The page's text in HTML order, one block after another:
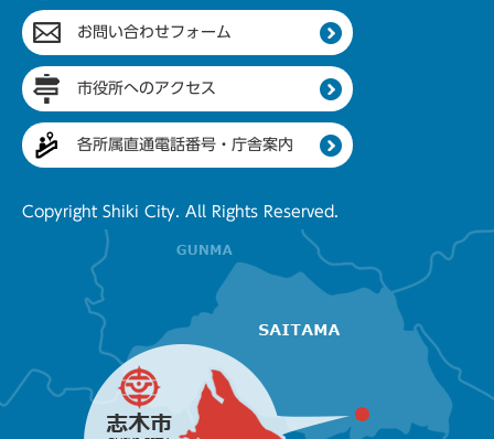
お問い合わせフォーム
市役所へのアクセス
各所属直通電話番号・庁舎案内
Copyright Shiki City. All Rights Reserved.